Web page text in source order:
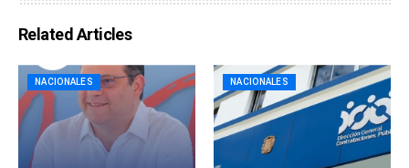
Related Articles
NACIONALES NACIONALES